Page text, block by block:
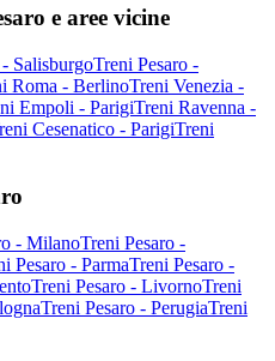
e aree vicine
SalisburgoTreni Pesaro -
Roma - BerlinoTreni Venezia -
Empoli - ParigiTreni Ravenna -
Cesenatico - ParigiTreni
- MilanoTreni Pesaro -
Pesaro - ParmaTreni Pesaro -
Treni Pesaro - LivornoTreni
Treni Pesaro - PerugiaTreni